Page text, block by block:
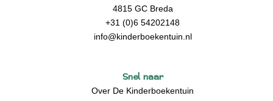
4815 GC Breda
+31 (0)6 54202148
info@kinderboekentuin.nl
Snel naar
Over De Kinderboekentuin